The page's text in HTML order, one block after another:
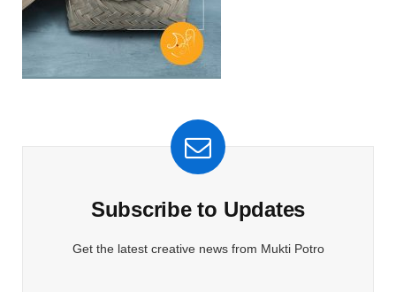
Subscribe to Updates
Get the latest creative news from Mukti Potro